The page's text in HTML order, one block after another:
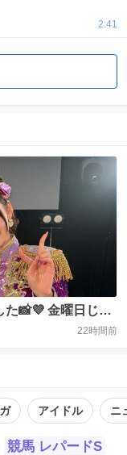
2:41
曜日じゃ
どんな時も佳林
憧れの方とお会い
22時間前
アイドル ニ
競馬 レパードS